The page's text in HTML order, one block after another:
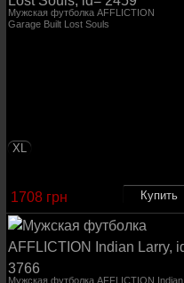
Мужская футболка AFFLICTION
Garage Built Lost Souls
XL
1708 грн
Мужская футболка AFFLICTION Indian